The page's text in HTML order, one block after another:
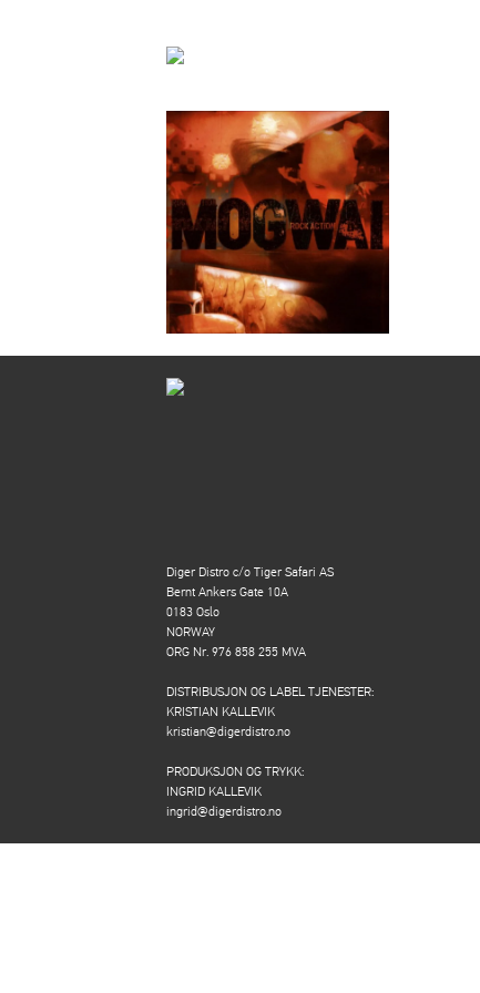
Diger Distro c/o Tiger Safari AS
Bernt Ankers Gate 10A
0183 Oslo
NORWAY
ORG Nr. 976 858 255 MVA
DISTRIBUSJON OG LABEL TJENESTER:
KRISTIAN KALLEVIK
kristian@digerdistro.no
PRODUKSJON OG TRYKK:
INGRID KALLEVIK
ingrid@digerdistro.no